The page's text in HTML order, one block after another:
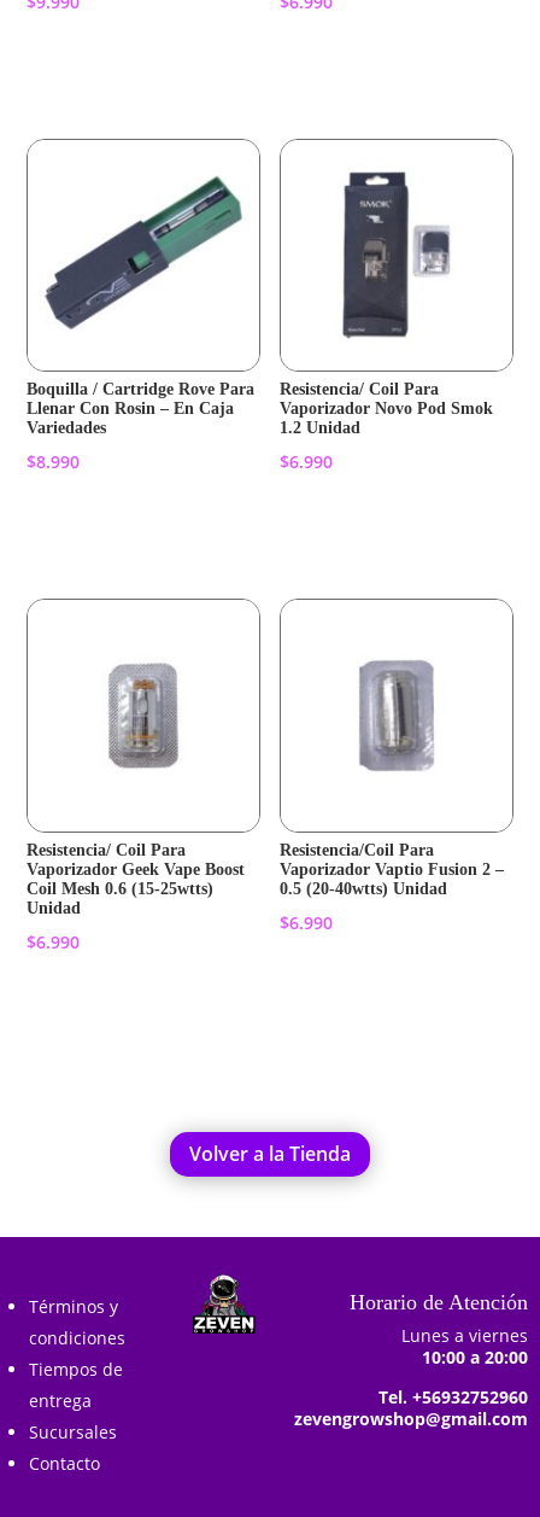
Boquilla / Cartridge Rove Para
Llenar Con Rosin – En Caja
Variedades
$8.990
Resistencia/ Coil Para
Vaporizador Novo Pod Smok
1.2 Unidad
$6.990
Resistencia/ Coil Para
Vaporizador Geek Vape Boost
Coil Mesh 0.6 (15-25wtts)
Unidad
$6.990
Resistencia/Coil Para
Vaporizador Vaptio Fusion 2 –
0.5 (20-40wtts) Unidad
$6.990
Volver a la Tienda
Términos y
condiciones
Tiempos de
entrega
Sucursales
Contacto
Horario de Atención
Lunes a viernes
10:00 a 20:00
Tel. +56932752960
zevengrowshop@gmail.com